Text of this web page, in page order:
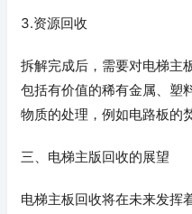
3.资源回收
拆解完成后，需要对电梯主
包括有价值的稀有金属、塑
物质的处理，例如电路板的
三、电梯主版回收的展望
电梯主板回收将在未来发挥